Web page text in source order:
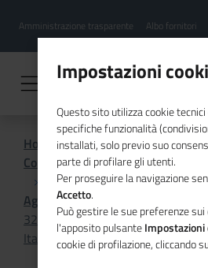
contenuto
Menu
hamburgher
Amministrazione trasparente Albo fornitori
Home
Comunicazione istituzionale per il
Agenda
32ma Convention mondiale delle
Italiane all’estero
Impostazioni
Questo sito utilizza cookie
specifiche funzionalità
installati, solo previo suo
parte di profilare gli utenti.
Per proseguire la navigazione
Accetto.
Può gestire le sue preferenze
l'apposito pulsanteImpostazioni
cookie di profilazione, cliccando